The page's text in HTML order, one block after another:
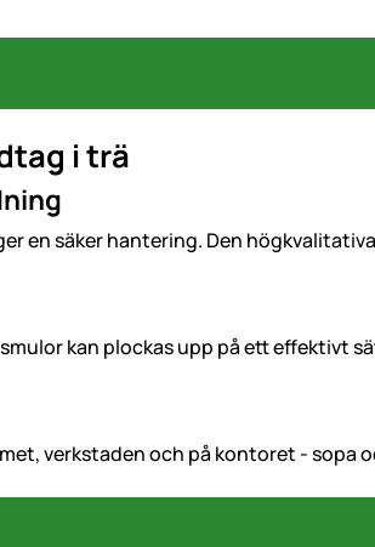
i trä
en säker hantering. Den
kan plockas upp på ett effektivt
verkstaden och på kontoret - sopa